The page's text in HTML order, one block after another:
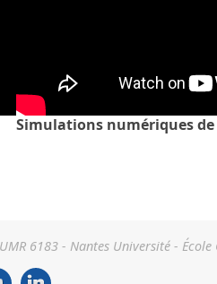
Simulations numériques
6183 - Nantes Université - École